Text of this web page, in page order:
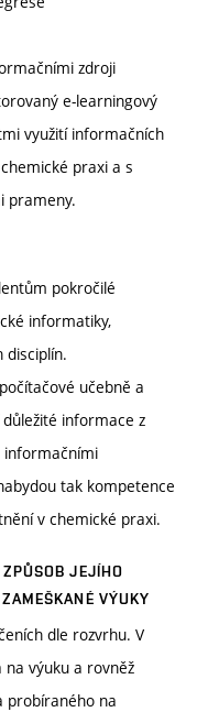
zdroji
e-learningový
využití informačních
praxi a s
prameny.
pokročilé
informatiky,
disciplín.
učebně a
informace z
informačními
tak kompetence
v chemické praxi.
JEJÍHO
VÝUKY
dle rozvrhu. V
výuku a rovněž
probíraného na